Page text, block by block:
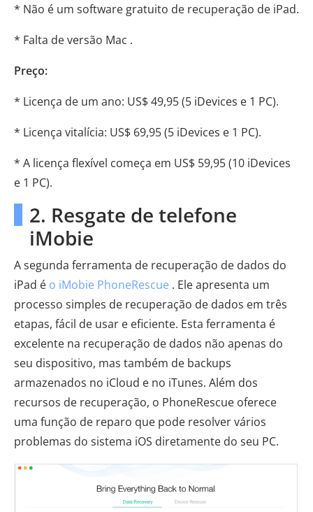
* Não é um software gratuito de recuperação de iPad.
* Falta de versão Mac .
Preço:
* Licença de um ano: US$ 49,95 (5 iDevices e 1 PC).
* Licença vitalícia: US$ 69,95 (5 iDevices e 1 PC).
* A licença flexível começa em US$ 59,95 (10 iDevices
e 1 PC).
2. Resgate de telefone
iMobie
A segunda ferramenta de recuperação de dados do
iPad é o iMobie PhoneRescue . Ele apresenta um
processo simples de recuperação de dados em três
etapas, fácil de usar e eficiente. Esta ferramenta é
excelente na recuperação de dados não apenas do
seu dispositivo, mas também de backups
armazenados no iCloud e no iTunes. Além dos
recursos de recuperação, o PhoneRescue oferece
uma função de reparo que pode resolver vários
problemas do sistema iOS diretamente do seu PC.